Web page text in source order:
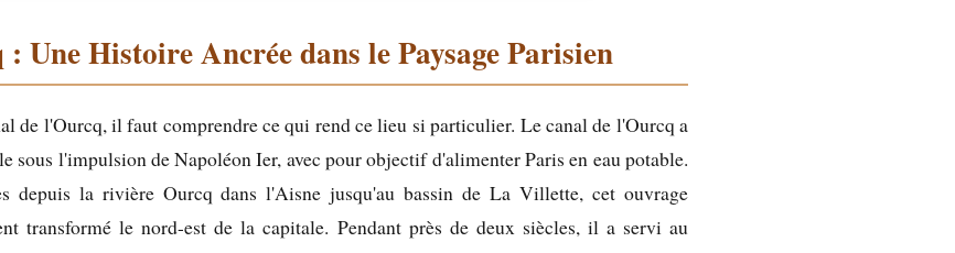
Une Histoire Ancrée dans le Paysage Parisien
de l'Ourcq, il faut comprendre ce qui rend ce lieu si particulier. Le canal de l'Ourcq a
sous l'impulsion de Napoléon Ier, avec pour objectif d'alimenter Paris en eau potable.
depuis la rivière Ourcq dans l'Aisne jusqu'au bassin de La Villette, cet ouvrage
transformé le nord-est de la capitale. Pendant près de deux siècles, il a servi au